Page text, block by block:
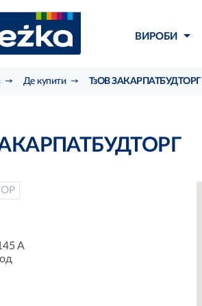
ВИРОБИ
Де купити ТзОВ ЗАКАРПАТБУДТОРГ
А